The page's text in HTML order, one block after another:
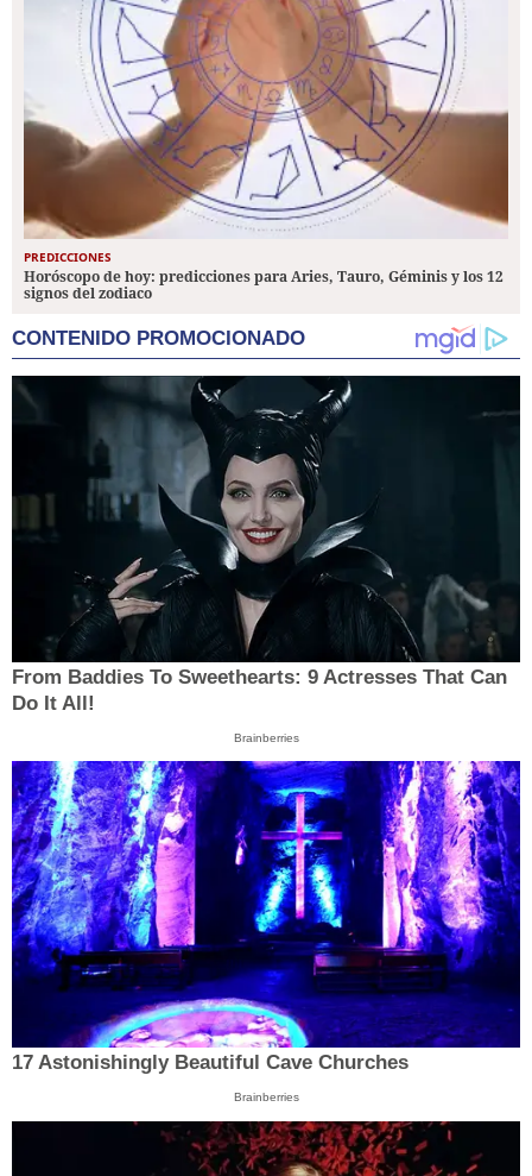
PREDICCIONES
Horóscopo de hoy: predicciones para Aries, Tauro, Géminis y los 12
signos del zodiaco
CONTENIDO PROMOCIONADO
From Baddies To Sweethearts: 9 Actresses That Can
Do It All!
Brainberries
17 Astonishingly Beautiful Cave Churches
Brainberries